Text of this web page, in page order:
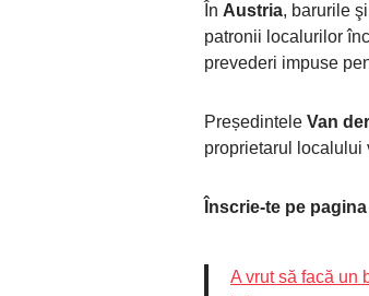
În Austria, barurile
patronii localurilor
prevederi impuse
Președintele Van
proprietarul localului
Înscrie-te pe
A vrut să facă un